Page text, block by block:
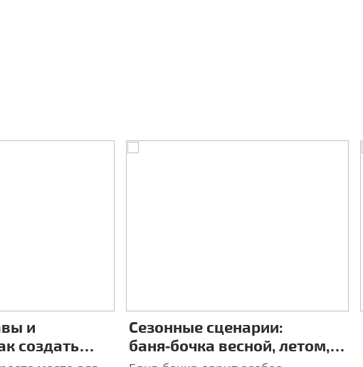
и
создать
Сезонные сценарии:
баня‑бочка весной, летом,